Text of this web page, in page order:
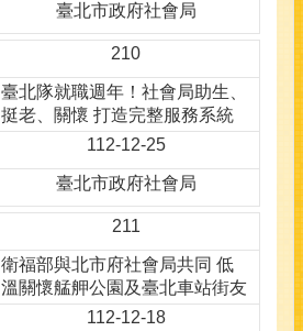
臺北市政府社會局
210
臺北隊就職週年！社會局助生、
挺老、關懷 打造完整服務系統
112-12-25
臺北市政府社會局
211
衛福部與北市府社會局共同 低
溫關懷艋舺公園及臺北車站街友
112-12-18